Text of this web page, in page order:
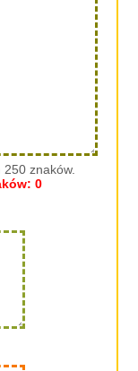
znaków.
0